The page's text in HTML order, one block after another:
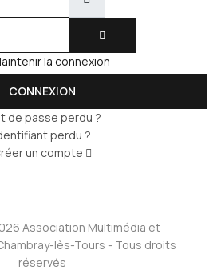
AFFICHER LE MOT DE
la connexion
CONNEXION
de passe perdu ?
perdu ?
un compte
Association Multimédia et
lès-Tours - Tous droits
réservés